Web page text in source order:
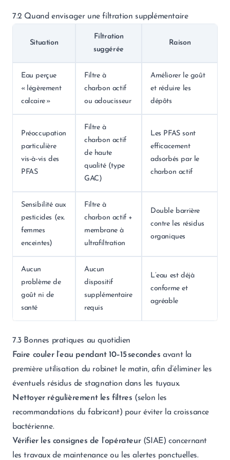
7.2 Quand envisager une filtration supplémentaire
Situation
Filtration
suggérée
Raison
Eau perçue
« légèrement
calcaire »
Filtre à
charbon actif
ou adoucisseur
Améliorer le goût
et réduire les
dépôts
Préoccupation
particulière
vis‑à‑vis des
PFAS
Filtre à
charbon actif
de haute
qualité (type
GAC)
Les PFAS sont
efficacement
adsorbés par le
charbon actif
Sensibilité aux
pesticides (ex.
femmes
enceintes)
Filtre à
charbon actif +
membrane à
ultrafiltration
Double barrière
contre les résidus
organiques
Aucun
problème de
goût ni de
santé
Aucun
dispositif
supplémentaire
requis
L’eau est déjà
conforme et
agréable
7.3 Bonnes pratiques au quotidien
Faire couler l’eau pendant 10–15 secondes avant la
première utilisation du robinet le matin, afin d’éliminer les
éventuels résidus de stagnation dans les tuyaux.
Nettoyer régulièrement les filtres (selon les
recommandations du fabricant) pour éviter la croissance
bactérienne.
Vérifier les consignes de l’opérateur(SIAE) concernant
les travaux de maintenance ou les alertes ponctuelles.